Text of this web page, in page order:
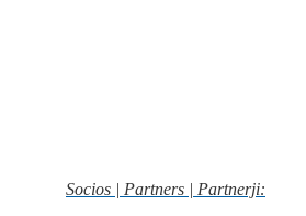
Socios | Partners | Partnerji: